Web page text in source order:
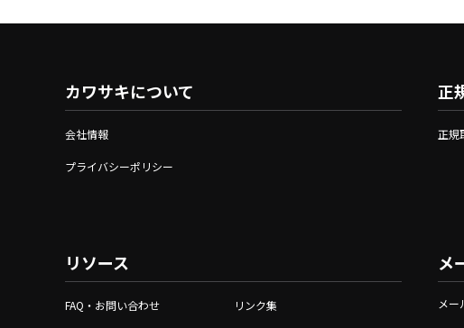
カワサキについて
会社情報
プライバシーポリシー
リソース
FAQ・お問い合わせ リンク集
正
正規
メ
メ